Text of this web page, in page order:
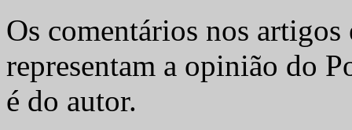
Os comentários nos artigos
representam a opinião do
é do autor.